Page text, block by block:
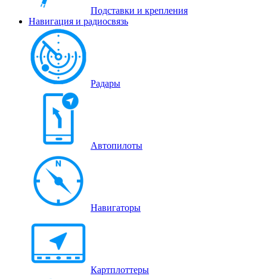
Подставки и крепления
Навигация и радиосвязь
Радары
Автопилоты
Навигаторы
Картплоттеры